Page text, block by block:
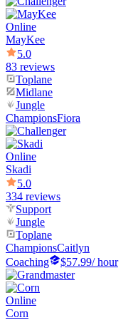
Online
MayKee
5.0
83 reviews
Toplane
Midlane
Jungle
ChampionsFiora
Online
Skadi
5.0
334 reviews
Support
Jungle
Toplane
ChampionsCaitlyn
Coaching
$57.99/ hour
Online
Corn